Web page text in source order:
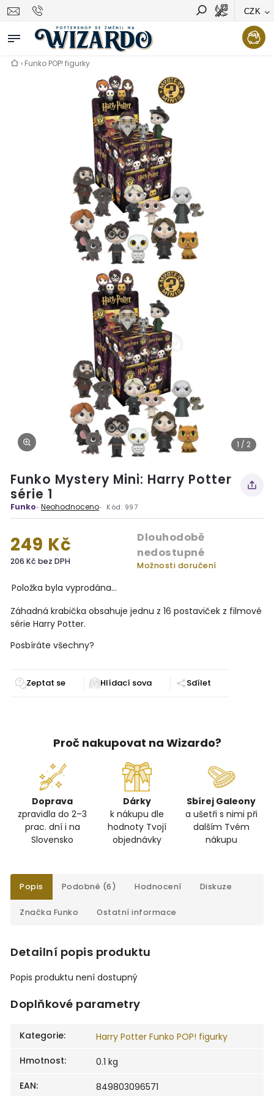
CZK
Vyhledávání Hledat
› Funko POP! figurky
1 / 2
Funko Mystery Mini: Harry Potter
série 1
Funko Neohodnoceno Kód: 997
249 Kč
206 Kč bez DPH
Dlouhodobě
nedostupné
Možnosti doručení
Položka byla vyprodána…
Záhadná krabička obsahuje jednu z 16 postaviček z filmové
série Harry Potter.
Posbíráte všechny?
Zeptat se Sdílet
Proč nakupovat na Wizardo?
Doprava
zpravidla do 2–3
prac. dní i na
Slovensko
Dárky
k nákupu dle
hodnoty Tvojí
objednávky
Sbírej Galeony
a ušetři s nimi při
dalším Tvém
nákupu
Popis Podobné (6) Hodnocení Diskuze
Značka Funko Ostatní informace
Detailní popis produktu
Popis produktu není dostupný
Doplňkové parametry
Kategorie:
Harry Potter Funko POP! figurky
Hmotnost:
0.1 kg
EAN: 849803096571